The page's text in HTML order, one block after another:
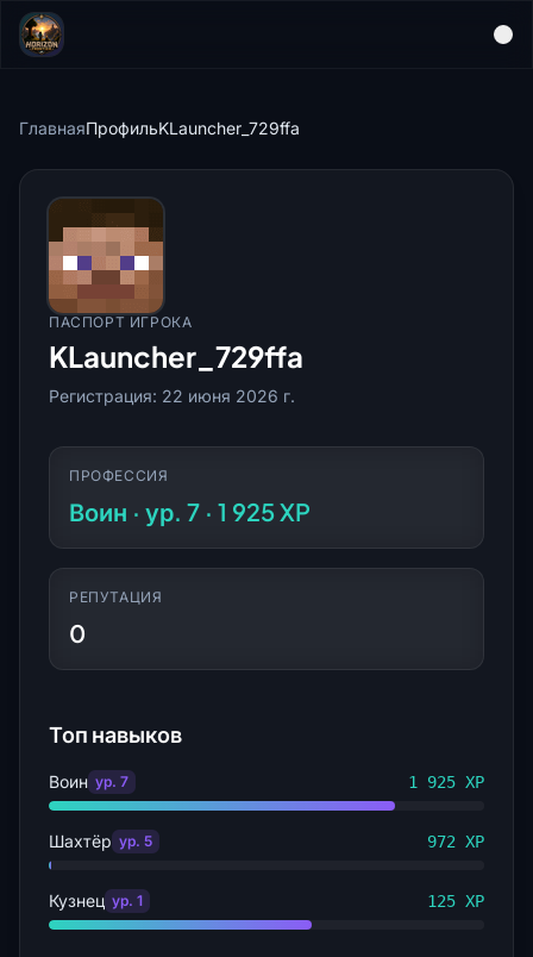
ГлавнаяПрофильKLauncher_729ffa
ПАСПОРТ ИГРОКА
KLauncher_729ffa
Регистрация: 22 июня 2026 г.
ПРОФЕССИЯ
Воин · ур. 7 · 1 925 XP
РЕПУТАЦИЯ
0
Топ навыков
Воин ур. 7 1 925 XP
Шахтёр ур. 5 972 XP
Кузнец ур. 1 125 XP